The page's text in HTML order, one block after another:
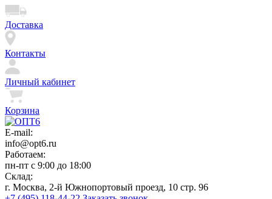
Доставка
Контакты
Личный кабинет
Корзина
E-mail:
info@opt6.ru
Работаем:
пн-пт с 9:00 до 18:00
Склад:
г. Москва, 2-й Южнопортовый проезд, 10 стр. 96